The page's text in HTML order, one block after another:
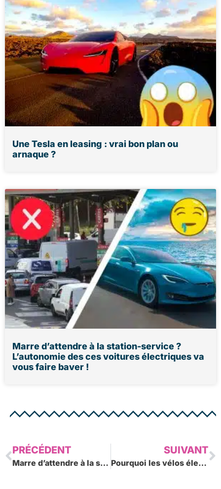
Une Tesla en leasing : vrai bon plan ou
arnaque ?
Marre d’attendre à la station-service ?
L’autonomie des ces voitures électriques va
vous faire baver !
Précédent
PRÉCÉDENT
Marre d’attendre à la station-service ? L’autonomie des ces voitures électriques va vous faire baver !
SUIVANT
Pourquoi les vélos électriques sont chers ?